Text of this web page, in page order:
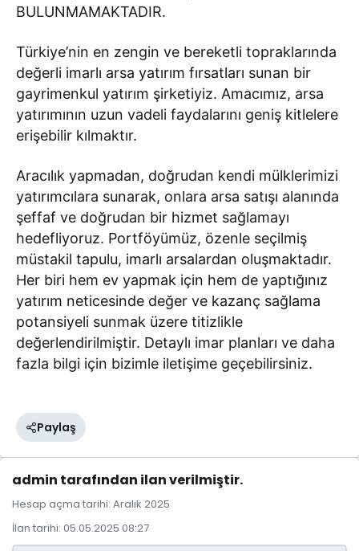
BULUNMAMAKTADIR.
Türkiye’nin en zengin ve bereketli topraklarında
değerli imarlı arsa yatırım fırsatları sunan bir
gayrimenkul yatırım şirketiyiz. Amacımız, arsa
yatırımının uzun vadeli faydalarını geniş kitlelere
erişebilir kılmaktır.
Aracılık yapmadan, doğrudan kendi mülklerimizi
yatırımcılara sunarak, onlara arsa satışı alanında
şeffaf ve doğrudan bir hizmet sağlamayı
hedefliyoruz. Portföyümüz, özenle seçilmiş
müstakil tapulu, imarlı arsalardan oluşmaktadır.
Her biri hem ev yapmak için hem de yaptığınız
yatırım neticesinde değer ve kazanç sağlama
potansiyeli sunmak üzere titizlikle
değerlendirilmiştir. Detaylı imar planları ve daha
fazla bilgi için bizimle iletişime geçebilirsiniz.
Paylaş
admin tarafından ilan verilmiştir.
Hesap açma tarihi: Aralık 2025
İlan tarihi: 05.05.2025 08:27